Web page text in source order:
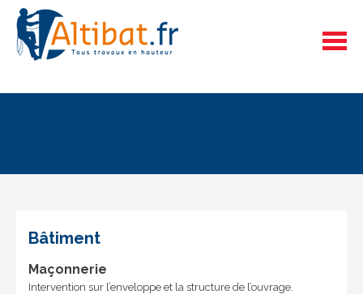
Skip
content
Skip
content
Bâtiment
Maçonnerie
Intervention sur l’enveloppe et la structure de l’ouvrage.